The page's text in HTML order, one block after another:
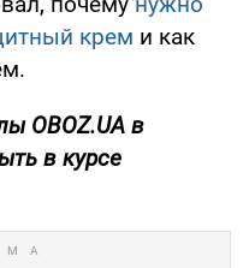
крем и как
OBOZ.UA в
в курсе